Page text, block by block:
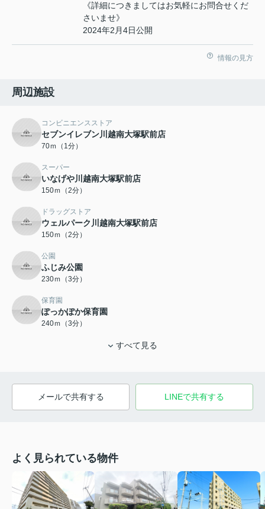
《詳細につきましてはお気軽にお問合せくだ
さいませ》
2024年2月4日公開
情報の見方
周辺施設
コンビニエンスストア
セブンイレブン川越南大塚駅前店
70ｍ（1分）
スーパー
いなげや川越南大塚駅前店
150ｍ（2分）
ドラッグストア
ウェルパーク川越南大塚駅前店
150ｍ（2分）
公園
ふじみ公園
230ｍ（3分）
保育園
ぽっかぽか保育園
240ｍ（3分）
すべて見る
メールで共有する LINEで共有する
よく見られている物件